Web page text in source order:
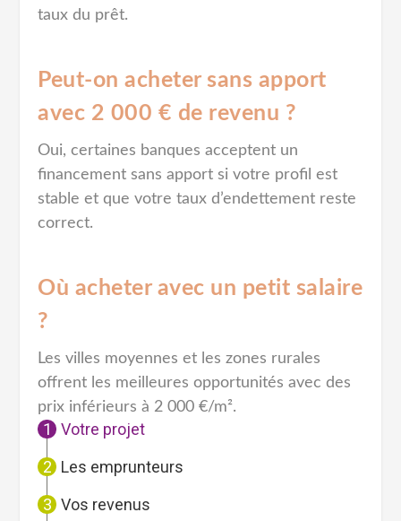
taux du prêt.
Peut-on acheter sans apport
avec 2 000 € de revenu ?
Oui, certaines banques acceptent un
financement sans apport si votre profil est
stable et que votre taux d’endettement reste
correct.
Où acheter avec un petit salaire
?
Les villes moyennes et les zones rurales
offrent les meilleures opportunités avec des
prix inférieurs à 2 000 €/m².
Votre projet
Les emprunteurs
Vos revenus